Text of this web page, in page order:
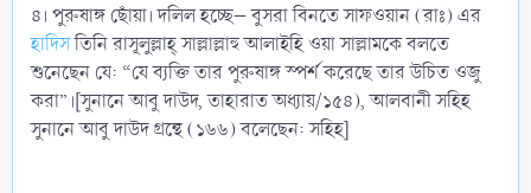
৪। পুরুষাঙ্গ ছোঁয়া। দলিল হচ্ছে– বুসরা বিনতে সাফওয়ান (রাঃ) এর
হাদিসতিনি রাসূলুল্লাহ্‌ সাল্লাল্লাহু আলাইহি ওয়া সাল্লামকে বলতে
শুনেছেন যে: “যে ব্যক্তি তার পুরুষাঙ্গ স্পর্শ করেছে তার উচিত ওজু
করা”।[সুনানে আবু দাউদ, তাহারাত অধ্যায়/১৫৪), আলবানী সহিহ
সুনানে আবু দাউদ গ্রন্থে (১৬৬) বলেছেন: সহিহ]